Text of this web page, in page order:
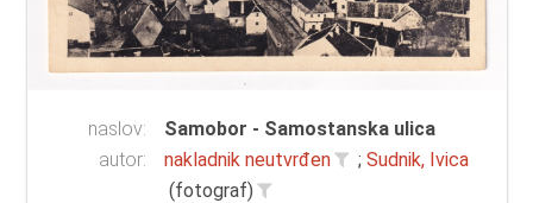
naslov:
Samobor - Samostanska ulica
autor:
nakladnik neutvrđen ; Sudnik, Ivica
(fotograf)